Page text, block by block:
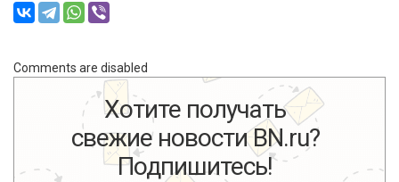
Comments are disabled
Хотите получать
свежие новости BN.ru?
Подпишитесь!